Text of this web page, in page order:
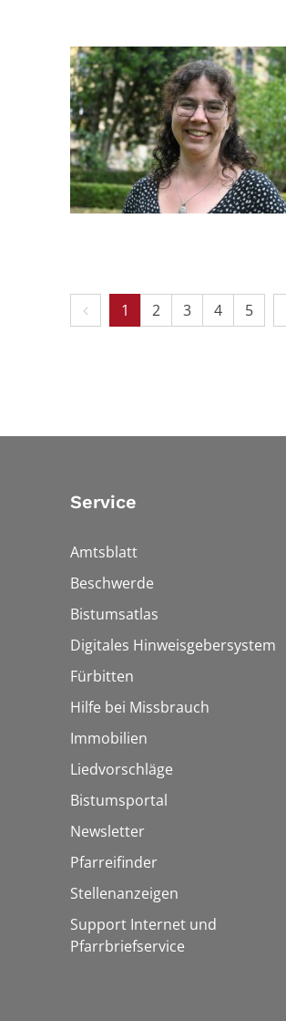
Vorherige Seite
1 2 3 4 5
Service
Amtsblatt
Beschwerde
Bistumsatlas
Digitales Hinweisgebersystem
Fürbitten
Hilfe bei Missbrauch
Immobilien
Liedvorschläge
Bistumsportal
Newsletter
Pfarreifinder
Stellenanzeigen
Support Internet und
Pfarrbriefservice